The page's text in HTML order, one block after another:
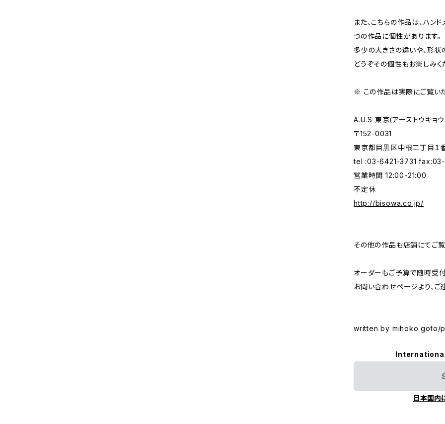
また、こちらの作品は、ハン
つの作品に個性があります。
多少の大きさの違いや、形状
どうぞその個性もお楽しみく
※ この作品は実際にご覧い
A.U.S 東京(アーストウキョ
〒152-0031
東京都目黒区中根二丁目１
tel :03-6421-3731
営業時間 12:00-21:00
不定休
http://bisowa.co.jp/
その他の作品も店舗にてご覧
オーダーもご予算で随時受付
お問い合わせページより、ご
written by mihoko goto/
日本国内